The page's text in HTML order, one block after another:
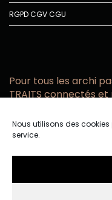
Nous utilisons des
service.
RGPDCGVCGU
Pour tous les archi
TRAITS connectés
email
confidentialité.